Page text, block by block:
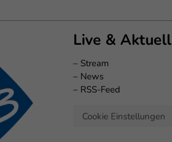
Live & Aktuell
– Stream
– News
– RSS-Feed
Cookie Einstellungen